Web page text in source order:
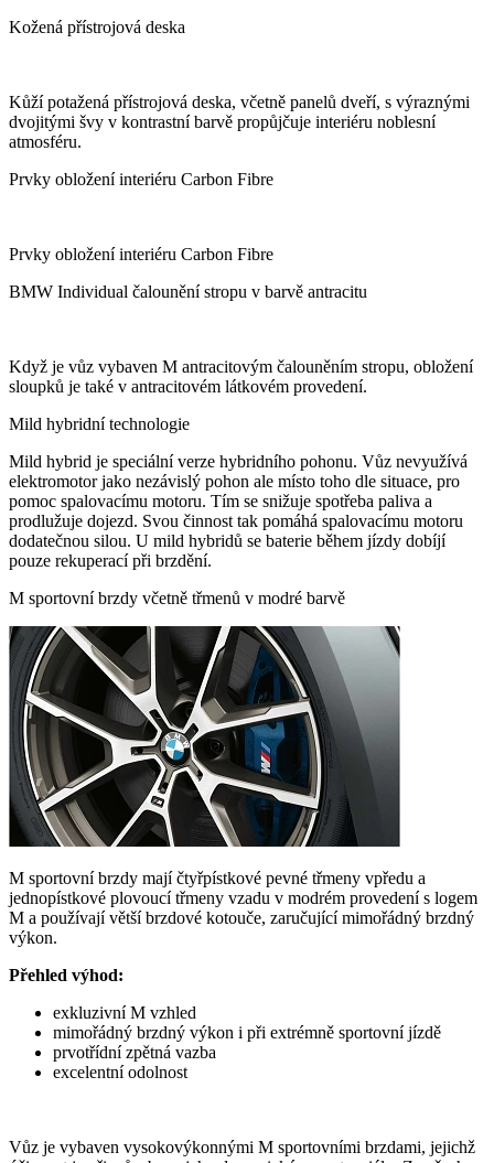
Kožená přístrojová deska
Kůží potažená přístrojová deska, včetně panelů dveří, s výraznými
dvojitými švy v kontrastní barvě propůjčuje interiéru noblesní
atmosféru.
Prvky obložení interiéru Carbon Fibre
Prvky obložení interiéru Carbon Fibre
BMW Individual čalounění stropu v barvě antracitu
Když je vůz vybaven M antracitovým čalouněním stropu, obložení
sloupků je také v antracitovém látkovém provedení.
Mild hybridní technologie
Mild hybrid je speciální verze hybridního pohonu. Vůz nevyužívá
elektromotor jako nezávislý pohon ale místo toho dle situace, pro
pomoc spalovacímu motoru. Tím se snižuje spotřeba paliva a
prodlužuje dojezd. Svou činnost tak pomáhá spalovacímu motoru
dodatečnou silou. U mild hybridů se baterie během jízdy dobíjí
pouze rekuperací při brzdění.
M sportovní brzdy včetně třmenů v modré barvě
M sportovní brzdy mají čtyřpístkové pevné třmeny vpředu a
jednopístkové plovoucí třmeny vzadu v modrém provedení s logem
M a používají větší brzdové kotouče, zaručující mimořádný brzdný
výkon.
Přehled výhod:
exkluzivní M vzhled
mimořádný brzdný výkon i při extrémně sportovní jízdě
prvotřídní zpětná vazba
excelentní odolnost
Vůz je vybaven vysokovýkonnými M sportovními brzdami, jejichž